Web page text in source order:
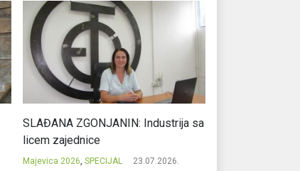
SLAĐANA ZGONJANIN: Industrija sa
licem zajednice
Majevica 2026, SPECIJAL 23.07.2026.